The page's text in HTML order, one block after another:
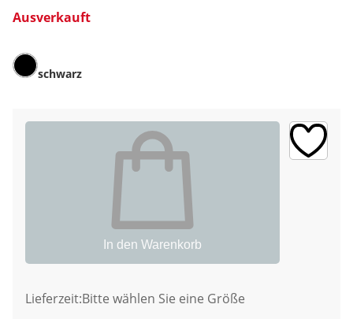
Ausverkauft
schwarz
In den Warenkorb
Lieferzeit:Bitte wählen Sie eine Größe